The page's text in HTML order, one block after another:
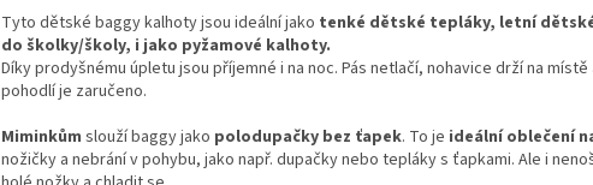
Tyto dětské baggy kalhoty jsou ideální jako tenké dětské tepláky, letní
do školky/školy, i jako pyžamové kalhoty.
Díky prodyšnému úpletu jsou příjemné i na noc. Pás netlačí, nohavice drží na
pohodlí je zaručeno.
Miminkům slouží baggy jako polodupačky bez ťapek. To je ideální oblečení
nožičky a nebrání v pohybu, jako např. dupačky nebo tepláky s ťapkami. Ale i